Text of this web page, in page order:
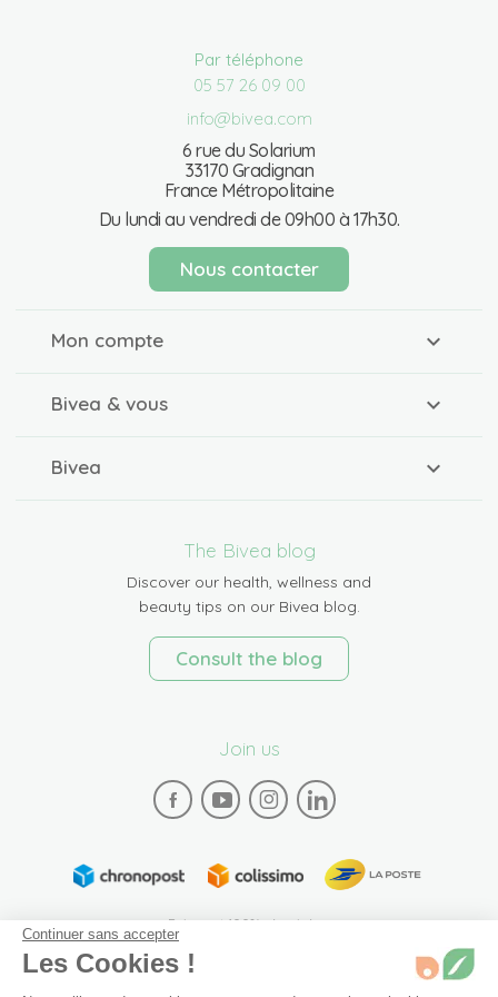
Par téléphone
05 57 26 09 00
info@bivea.com
6 rue du Solarium
33170 Gradignan
France Métropolitaine
Du lundi au vendredi de 09h00 à 17h30.
Nous contacter
Mon compte
Bivea & vous
Bivea
The Bivea blog
Discover our health, wellness and
beauty tips on our Bivea blog.
Consult the blog
Join us
Paiement 100% sécurisé
Continuer sans accepter
Les Cookies !